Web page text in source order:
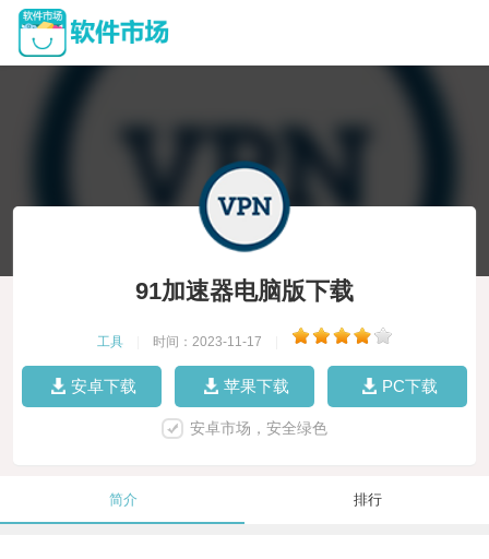
91加速器电脑版下载
工具 时间：2023-11-17
安卓下载 苹果下载 PC下载
安卓市场，安全绿色
简介 排行